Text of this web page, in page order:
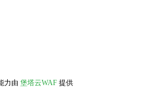
力由 堡塔云WAF 提供